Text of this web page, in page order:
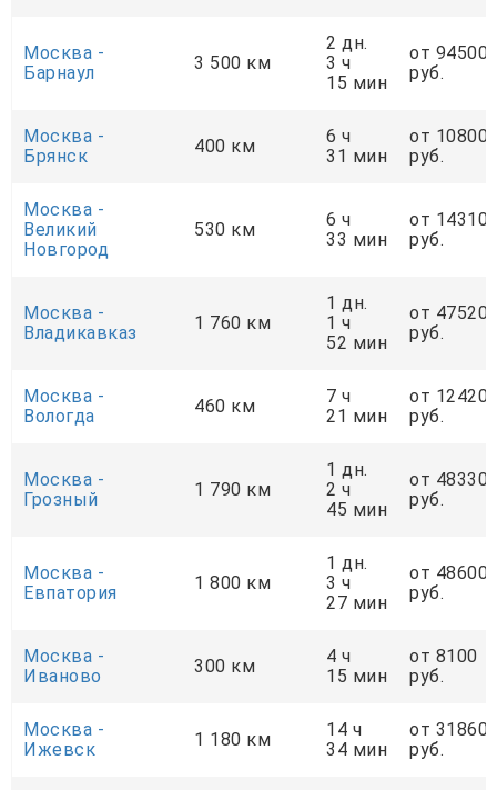
Москва -
Барнаул
3 500 км
2 дн.
3 ч
15 мин
от 94500
руб.
Москва -
Брянск
400 км
6 ч
31 мин
от 10800
руб.
Москва -
Великий
Новгород
530 км
6 ч
33 мин
от 14310
руб.
Москва -
Владикавказ
1 760 км
1 дн.
1 ч
52 мин
от 47520
руб.
Москва -
Вологда
460 км
7 ч
21 мин
от 12420
руб.
Москва -
Грозный
1 790 км
1 дн.
2 ч
45 мин
от 48330
руб.
Москва -
Евпатория
1 800 км
1 дн.
3 ч
27 мин
от 48600
руб.
Москва -
Иваново
300 км
4 ч
15 мин
от 8100
руб.
Москва -
Ижевск
1 180 км
14 ч
34 мин
от 31860
руб.